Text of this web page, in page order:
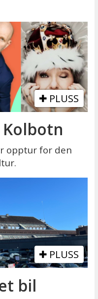
PLUSS
opptur for den
PLUSS
bil